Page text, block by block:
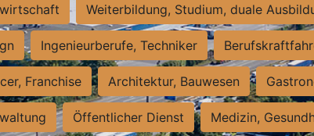
Weiterbildung, Studium, duale
Ingenieurberufe, Techniker
Franchise Architektur, Bauwesen
Öffentlicher Dienst Medizin,